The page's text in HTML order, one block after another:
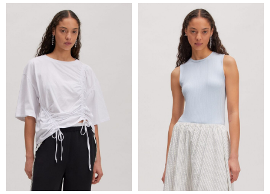
Details
Produkt
weist
mehrere
Varianten
auf.
Die
Optionen
können
auf
der
Produktseite
gewählt
Details
Produkt
weist
mehrere
Varianten
auf.
Die
Optionen
können
auf
der
Produktseite
gewählt
werden